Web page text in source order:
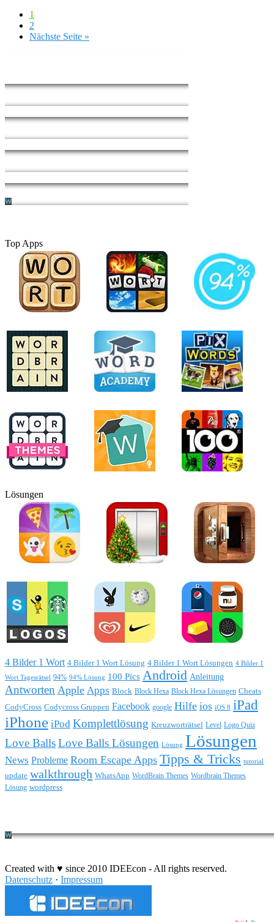
1
2
Nächste Seite »
Top Apps
Lösungen
4 Bilder 1 Wort 4 Bilder 1 Wort Lösung 4 Bilder 1 Wort Lösungen 4 Bilder 1
Wort Tagesrätsel 94% 94% Lösung 100 Pics Android Anleitung
Antworten Apple Apps Block Block Hexa Block Hexa Lösungen Cheats
CodyCross Codycross Gruppen Facebook google Hilfe ios iOS 8 iPad
iPhone iPod Komplettlösung Kreuzworträtsel Level Logo Quiz
Love BallsLove Balls Lösungen Lösung Lösungen
News Probleme Room Escape Apps Tipps & Tricks tutorial
update walkthrough WhatsApp WordBrain Themes Wordbrain Themes
Lösung wordpress
Created with ♥ since 2010 IDEEcon - All rights reserved.
Datenschutz · Impressum